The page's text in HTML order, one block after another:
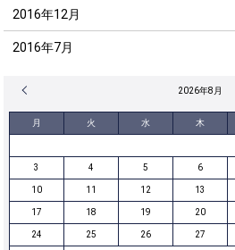
2016年12月
2016年7月
2026年8月
月 火 水 木
3 4 5 6
10 11 12 13
17 18 19 20
24 25 26 27